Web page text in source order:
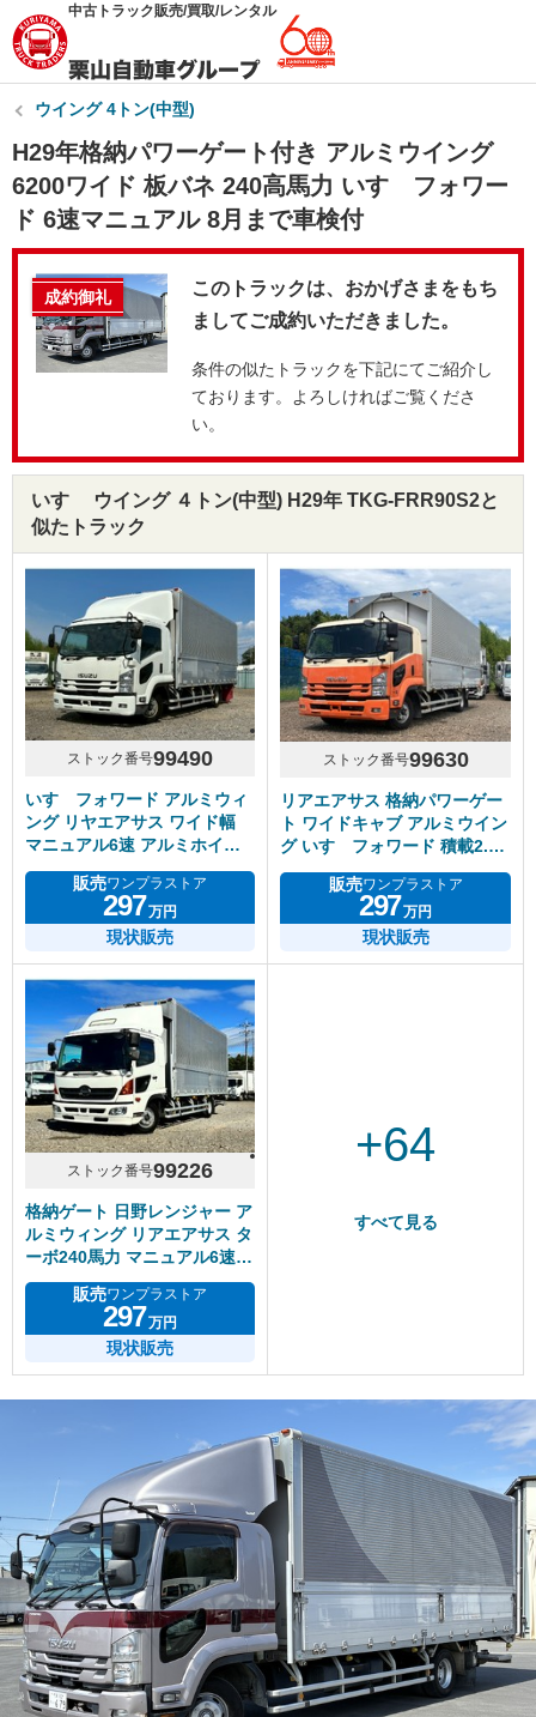
中古トラック販売/買取/レンタル
ウイング 4トン(中型)
H29年格納パワーゲート付き アルミウイング
6200ワイド 板バネ 240高馬力 いすゞフォワー
ド 6速マニュアル 8月まで車検付
成約御礼
このトラックは、おかげさまをもち
ましてご成約いただきました。
条件の似たトラックを下記にてご紹介し
ております。よろしければご覧くださ
い。
いすゞ ウイング ４トン(中型) H29年 TKG-FRR90S2と
似たトラック
ストック番号99490
いすゞフォワード アルミウィ
ング リヤエアサス ワイド幅
マニュアル6速 アルミホイー
ル
販売ワンプラストア
297万円
現状販売
ストック番号99630
リアエアサス 格納パワーゲー
ト ワイドキャブ アルミウイン
グ いすゞフォワード 積載2.5
トン
販売ワンプラストア
297万円
現状販売
ストック番号99226
格納ゲート 日野レンジャー ア
ルミウィング リアエアサス タ
ーボ240馬力 マニュアル6速
積載2.3トン
販売ワンプラストア
297万円
現状販売
+64
すべて見る